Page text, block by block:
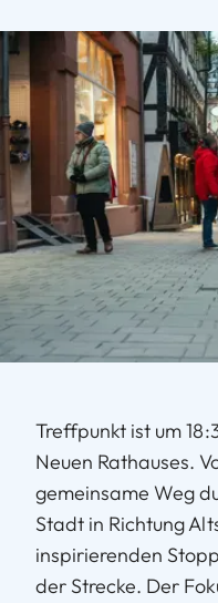
Treffpunkt ist um
Neuen Rathauses.
gemeinsame Weg
Stadt in Richtung
inspirierenden
der Strecke. Der